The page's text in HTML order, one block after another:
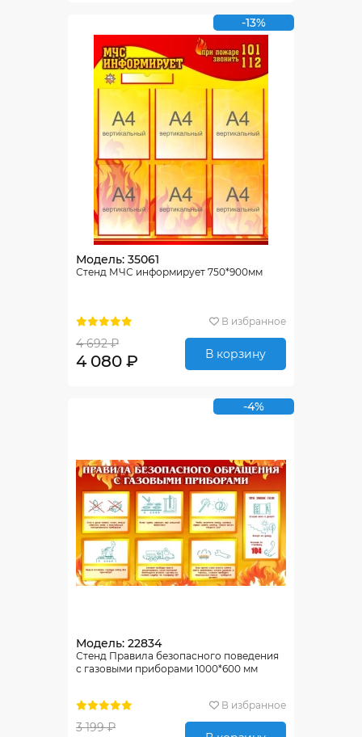
-13%
Модель: 35061
Стенд МЧС информирует 750*900мм
В избранное
4 692 ₽
4 080 ₽ В корзину
-4%
Модель: 22834
Стенд Правила безопасного поведения
с газовыми приборами 1000*600 мм
В избранное
3 199 ₽